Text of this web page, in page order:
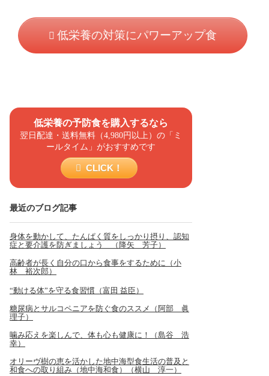
低栄養の予防食を購入するなら
翌日配達・送料無料（4,980円以上）の「ミ
ールタイム」がおすすめです
CLICK！
最近のブログ記事
身体を動かして、たんぱく質をしっかり摂り、認知
症と要介護を防ぎましょう （降矢 芳子）
高齢者が長く自分の口から食事をするために（小
林 裕次郎）
“動ける体”を守る食習慣（富田 益臣）
糖尿病とサルコペニアを防ぐ食のススメ（阿部 眞
理子）
噛み応えを楽しんで、体も心も健康に！（島谷 浩
幸）
オリーヴ樹の恵を活かした地中海型食生活の普及と
和食への取り組み（地中海和食）（横山 淳一）
低栄養の対策にパワーアップ食